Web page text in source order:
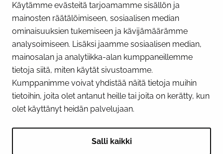
Käytämme evästeitä tarjoamamme sisällön ja
mainosten räätälöimiseen, sosiaalisen median
ominaisuuksien tukemiseen ja kävijämäärämme
analysoimiseen. Lisäksi jaamme sosiaalisen median,
mainosalan ja analytiikka-alan kumppaneillemme
tietoja siitä, miten käytät sivustoamme.
Kumppanimme voivat yhdistää näitä tietoja muihin
tietoihin, joita olet antanut heille tai joita on kerätty, kun
olet käyttänyt heidän palvelujaan.
Salli kaikki
Näytä evästeasetukseni
SOSIAALINEN MEDIA
Facebook InstagramYouTube